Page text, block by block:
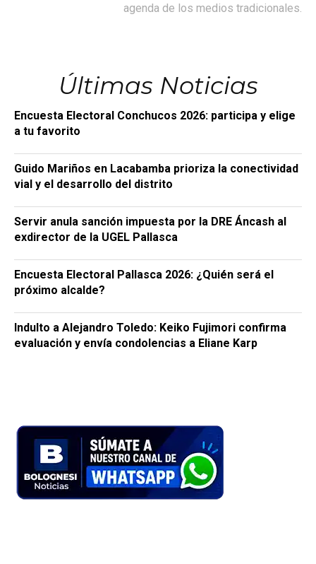
agenda de los medios tradicionales.
Últimas Noticias
Encuesta Electoral Conchucos 2026: participa y elige
a tu favorito
Guido Mariños en Lacabamba prioriza la conectividad
vial y el desarrollo del distrito
Servir anula sanción impuesta por la DRE Áncash al
exdirector de la UGEL Pallasca
Encuesta Electoral Pallasca 2026: ¿Quién será el
próximo alcalde?
Indulto a Alejandro Toledo: Keiko Fujimori confirma
evaluación y envía condolencias a Eliane Karp